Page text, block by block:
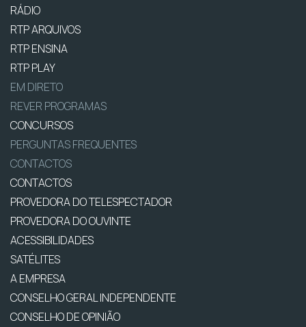
RÁDIO
RTP ARQUIVOS
RTP ENSINA
RTP PLAY
EM DIRETO
REVER PROGRAMAS
CONCURSOS
PERGUNTAS FREQUENTES
CONTACTOS
CONTACTOS
PROVEDORA DO TELESPECTADOR
PROVEDORA DO OUVINTE
ACESSIBILIDADES
SATÉLITES
A EMPRESA
CONSELHO GERAL INDEPENDENTE
CONSELHO DE OPINIÃO